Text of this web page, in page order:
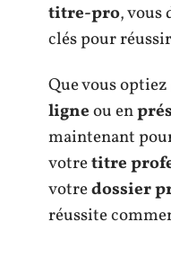
titre-pro, vous
clés pour
Que vous
ligneou en
maintenant
votretitre
votredossier
réussite